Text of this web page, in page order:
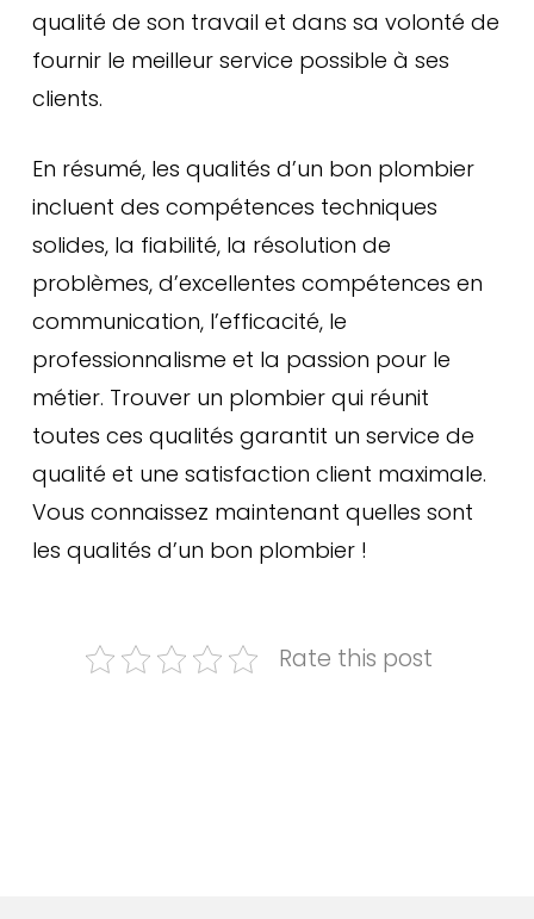
qualité de son travail et dans sa volonté de
fournir le meilleur service possible à ses
clients.
En résumé, les qualités d’un bon plombier
incluent des compétences techniques
solides, la fiabilité, la résolution de
problèmes, d’excellentes compétences en
communication, l’efficacité, le
professionnalisme et la passion pour le
métier. Trouver un plombier qui réunit
toutes ces qualités garantit un service de
qualité et une satisfaction client maximale.
Vous connaissez maintenant quelles sont
les qualités d’un bon plombier !
Rate this post